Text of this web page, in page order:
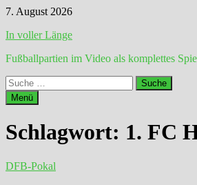
Zum
springen
7. August 2026
In voller Länge
Fußballpartien im Video als komplettes
Suche
nach:
Menü
Schlagwort: 1. FC
DFB-Pokal